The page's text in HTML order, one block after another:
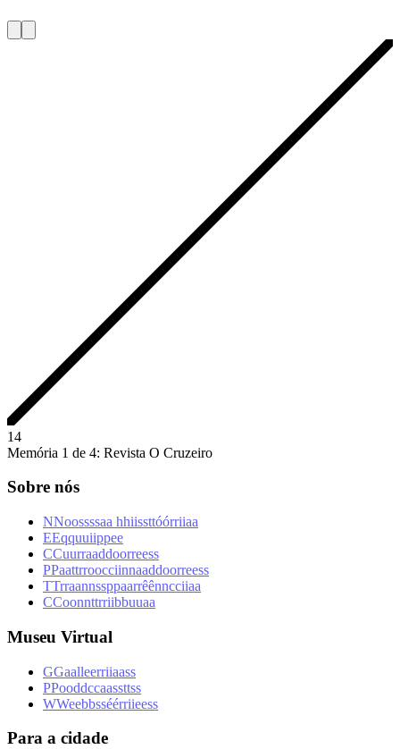
14
Memória 1 de 4: Revista O Cruzeiro
Sobre nós
NNoossssaa hhiissttóórriiaa
EEqquuiippee
CCuurraaddoorreess
PPaattrroocciinnaaddoorreess
TTrraannssppaarrêênncciiaa
CCoonnttrriibbuuaa
Museu Virtual
GGaalleerriiaass
PPooddccaassttss
WWeebbsséérriieess
Para a cidade